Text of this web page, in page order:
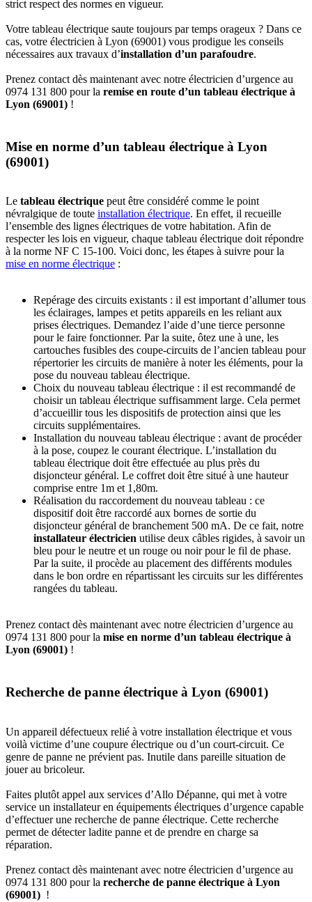
strict respect des normes en vigueur.
Votre tableau électrique saute toujours par temps orageux ? Dans ce
cas, votre électricien à Lyon (69001) vous prodigue les conseils
nécessaires aux travaux d’installation d’un parafoudre.
Prenez contact dès maintenant avec notre électricien d’urgence au
0974 131 800 pour la remise en route d’un tableau électrique à
Lyon (69001) !
Mise en norme d’un tableau électrique à Lyon
(69001)
Le tableau électrique peut être considéré comme le point
névralgique de toute installation électrique. En effet, il recueille
l’ensemble des lignes électriques de votre habitation. Afin de
respecter les lois en vigueur, chaque tableau électrique doit répondre
à la norme NF C 15-100. Voici donc, les étapes à suivre pour la
mise en norme électrique :
Repérage des circuits existants : il est important d’allumer tous
les éclairages, lampes et petits appareils en les reliant aux
prises électriques. Demandez l’aide d’une tierce personne
pour le faire fonctionner. Par la suite, ôtez une à une, les
cartouches fusibles des coupe-circuits de l’ancien tableau pour
répertorier les circuits de manière à noter les éléments, pour la
pose du nouveau tableau électrique.
Choix du nouveau tableau électrique : il est recommandé de
choisir un tableau électrique suffisamment large. Cela permet
d’accueillir tous les dispositifs de protection ainsi que les
circuits supplémentaires.
Installation du nouveau tableau électrique : avant de procéder
à la pose, coupez le courant électrique. L’installation du
tableau électrique doit être effectuée au plus près du
disjoncteur général. Le coffret doit être situé à une hauteur
comprise entre 1m et 1,80m.
Réalisation du raccordement du nouveau tableau : ce
dispositif doit être raccordé aux bornes de sortie du
disjoncteur général de branchement 500 mA. De ce fait, notre
installateur électricien utilise deux câbles rigides, à savoir un
bleu pour le neutre et un rouge ou noir pour le fil de phase.
Par la suite, il procède au placement des différents modules
dans le bon ordre en répartissant les circuits sur les différentes
rangées du tableau.
Prenez contact dès maintenant avec notre électricien d’urgence au
0974 131 800 pour la mise en norme d’un tableau électrique à
Lyon (69001) !
Recherche de panne électrique à Lyon (69001)
Un appareil défectueux relié à votre installation électrique et vous
voilà victime d’une coupure électrique ou d’un court-circuit. Ce
genre de panne ne prévient pas. Inutile dans pareille situation de
jouer au bricoleur.
Faites plutôt appel aux services d’Allo Dépanne, qui met à votre
service un installateur en équipements électriques d’urgence capable
d’effectuer une recherche de panne électrique. Cette recherche
permet de détecter ladite panne et de prendre en charge sa
réparation.
Prenez contact dès maintenant avec notre électricien d’urgence au
0974 131 800 pour la recherche de panne électrique à Lyon
(69001) !